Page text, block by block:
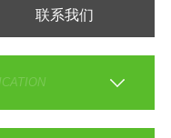
联系我们